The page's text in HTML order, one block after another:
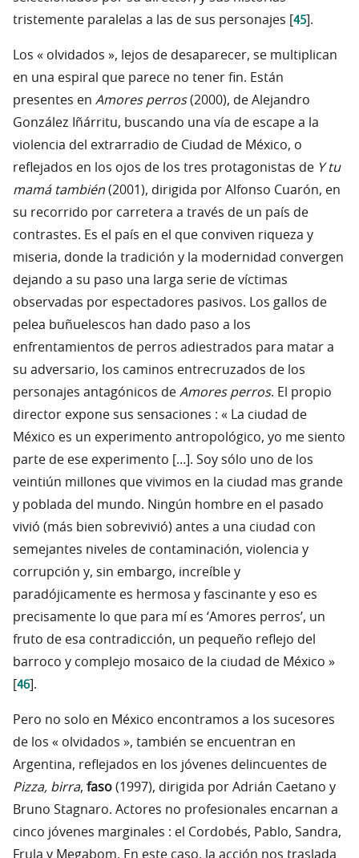
tristemente paralelas a las de sus personajes [ 45 ].
Los « olvidados », lejos de desaparecer, se multiplican
en una espiral que parece no tener fin. Están
presentes en Amores perros(2000), de Alejandro
González Iñárritu, buscando una vía de escape a la
violencia del extrarradio de Ciudad de México, o
reflejados en los ojos de los tres protagonistas de Y tu
mamá también (2001), dirigida por Alfonso Cuarón, en
su recorrido por carretera a través de un país de
contrastes. Es el país en el que conviven riqueza y
miseria, donde la tradición y la modernidad convergen
dejando a su paso una larga serie de víctimas
observadas por espectadores pasivos. Los gallos de
pelea buñuelescos han dado paso a los
enfrentamientos de perros adiestrados para matar a
su adversario, los caminos entrecruzados de los
personajes antagónicos de Amores perros. El propio
director expone sus sensaciones : « La ciudad de
México es un experimento antropológico, yo me siento
parte de ese experimento […]. Soy sólo uno de los
veintiún millones que vivimos en la ciudad mas grande
y poblada del mundo. Ningún hombre en el pasado
vivió (más bien sobrevivió) antes a una ciudad con
semejantes niveles de contaminación, violencia y
corrupción y, sin embargo, increíble y
paradójicamente es hermosa y fascinante y eso es
precisamente lo que para mí es ‘Amores perros’, un
fruto de esa contradicción, un pequeño reflejo del
barroco y complejo mosaico de la ciudad de México »
46].
Pero no solo en México encontramos a los sucesores
de los « olvidados », también se encuentran en
Argentina, reflejados en los jóvenes delincuentes de
Pizza, birra, faso (1997), dirigida por Adrián Caetano y
Bruno Stagnaro. Actores no profesionales encarnan a
cinco jóvenes marginales : el Cordobés, Pablo, Sandra,
Frula y Megabom. En este caso, la acción nos traslada